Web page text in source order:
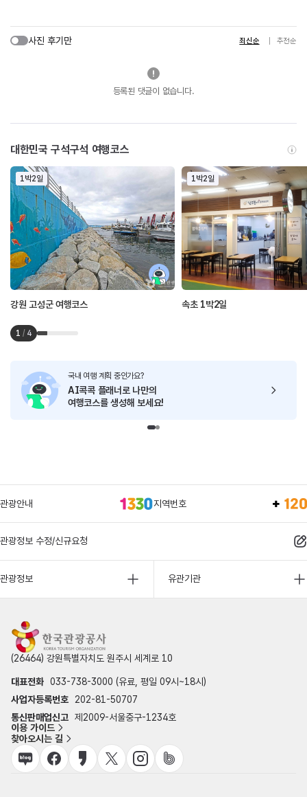
사진 후기만 최신순 추천순
등록된 댓글이 없습니다.
대한민국 구석구석 여행코스
1박2일
강원 고성군 여행코스
1박2일
속초 1박2일
1 / 4
국내 여행 계획 중인가요?
AI콕콕 플래너로 나만의
여행코스를 생성해 보세요!
관광안내 지역번호
관광정보 수정/신규요청
관광정보 유관기관
(26464) 강원특별자치도 원주시 세계로 10
대표전화 033-738-3000 (유료, 평일 09시~18시)
사업자등록번호
202-81-50707
통신판매업신고 제2009-서울중구-1234호
이용 가이드
찾아오시는 길